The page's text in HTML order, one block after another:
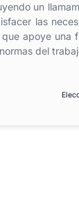
un
las
apoye una
del